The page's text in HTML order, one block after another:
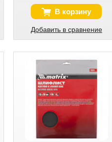
В корзину
Добавить в сравнение